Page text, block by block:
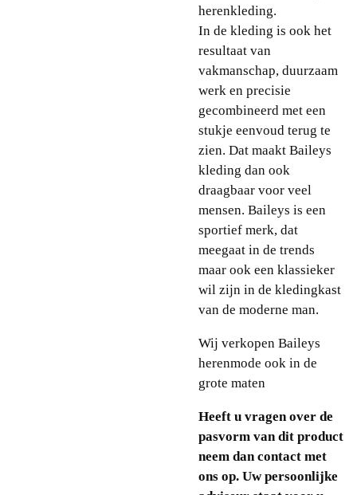
herenkleding.
In de kleding is ook het
resultaat van
vakmanschap, duurzaam
werk en precisie
gecombineerd met een
stukje eenvoud terug te
zien. Dat maakt Baileys
kleding dan ook
draagbaar voor veel
mensen. Baileys is een
sportief merk, dat
meegaat in de trends
maar ook een klassieker
wil zijn in de kledingkast
van de moderne man.
Wij verkopen Baileys
herenmode ook in de
grote maten
Heeft u vragen over de
pasvorm van dit product
neem dan contact met
ons op. Uw persoonlijke